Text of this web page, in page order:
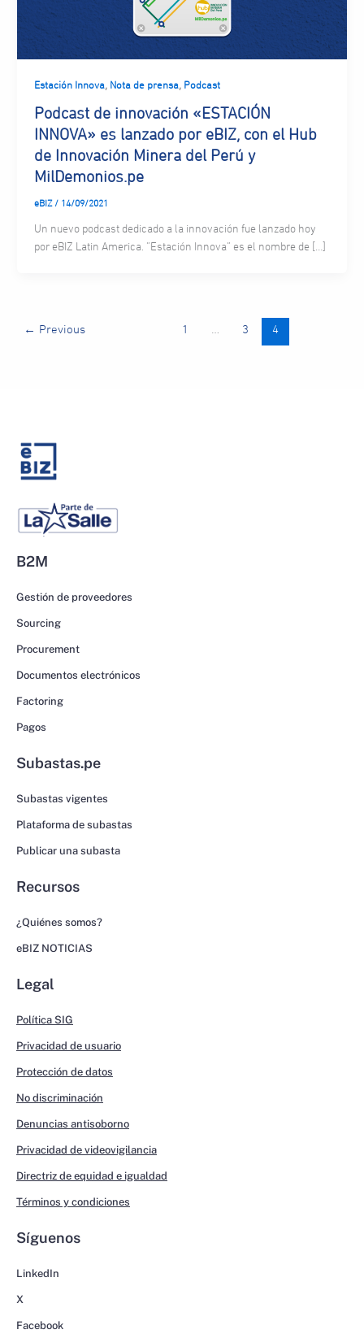
Estación Innova, Nota de prensa, Podcast
Podcast de innovación «ESTACIÓN
INNOVA» es lanzado por eBIZ, con el Hub
de Innovación Minera del Perú y
MilDemonios.pe
eBIZ / 14/09/2021
Un nuevo podcast dedicado a la innovación fue lanzado hoy
por eBIZ Latin America. “Estación Innova” es el nombre de […]
← Previous 1 3 4
B2M
Gestión de proveedores
Sourcing
Procurement
Documentos electrónicos
Factoring
Pagos
Subastas.pe
Subastas vigentes
Plataforma de subastas
Publicar una subasta
Recursos
¿Quiénes somos?
eBIZ NOTICIAS
Legal
Política SIG
Privacidad de usuario
Protección de datos
No discriminación
Denuncias antisoborno
Privacidad de videovigilancia
Directriz de equidad e igualdad
Términos y condiciones
Síguenos
LinkedIn
X
Facebook